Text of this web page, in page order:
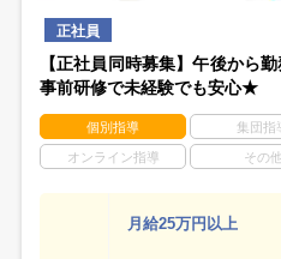
正社員
【正社員同時募集】午後から
事前研修で未経験でも安心★
個別指導 集団指
オンライン指導 その
月給25万円以上